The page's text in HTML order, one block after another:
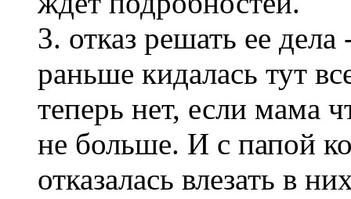
3. отказ решать ее
раньше кидалась тут
теперь нет, если мама
не больше. И с папой
отказалась влезать в